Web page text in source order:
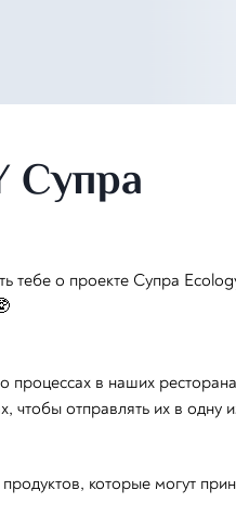
Супра
тебе о проекте Супра
в наших
чтобы отправлять их в
продуктов, которые могут